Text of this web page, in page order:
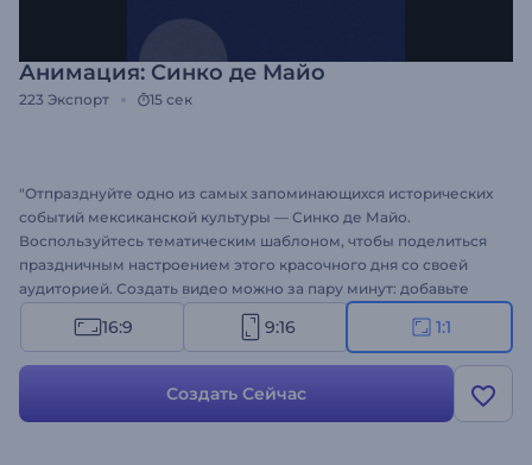
Анимация: Синко де Майо
223 Экспорт 15 сек
"Отпразднуйте одно из самых запоминающихся исторических
событий мексиканской культуры — Синко де Майо.
Воспользуйтесь тематическим шаблоном, чтобы поделиться
праздничным настроением этого красочного дня со своей
аудиторией. Создать видео можно за пару минут: добавьте
свое поздравление и отредактируйте видео при
необходимости. Шаблон идеально подходит для оформления
де Майо и других тематических проектов. Создайте
16:9 9:16 1:1
Создать Сейчас